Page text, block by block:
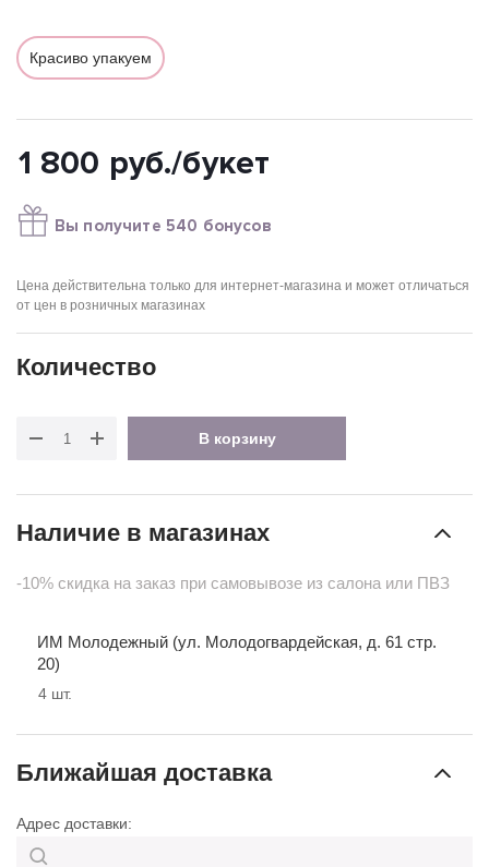
Красиво упакуем
1 800 руб./букет
Вы получите 540 бонусов
Цена действительна только для интернет-магазина и может отличаться
от цен в розничных магазинах
Количество
В корзину
Наличие в магазинах
-10% скидка на заказ при самовывозе из салона или ПВЗ
ИМ Молодежный (ул. Молодогвардейская, д. 61 стр.
20)
4 шт.
Ближайшая доставка
Адрес доставки: